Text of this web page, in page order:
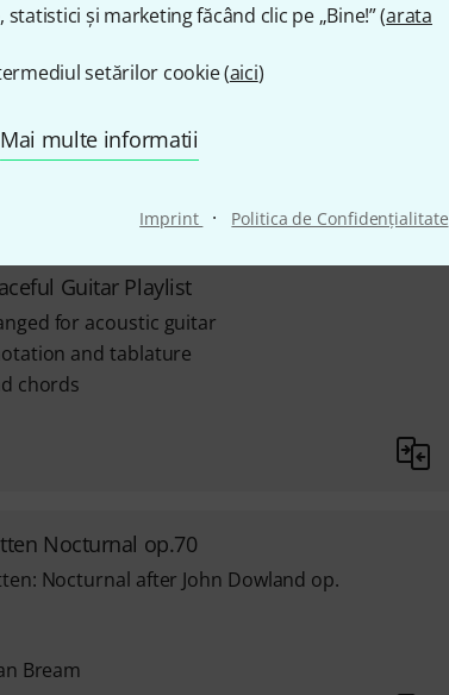
și marketing făcând clic pe „Bine!” (arata
setărilor cookie (aici)
Mai multe informatii
Imprint · Politica de Confidenţialitate
Acoustic Guitar
Bowie
and tablature
Guitar Playlist
for acoustic guitar
and tablature
chords
Nocturnal op.70
Nocturnal after John Dowland op.
Bream